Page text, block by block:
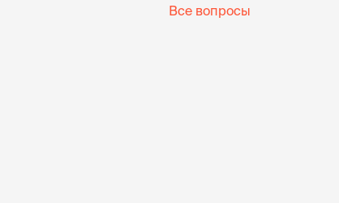
Все вопросы